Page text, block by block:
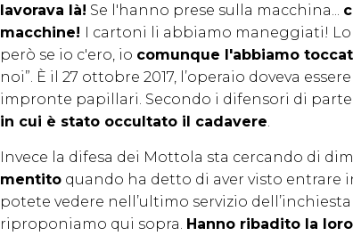
lavorava là! Se l'hanno prese sulla macchina...
macchine! I cartoni li abbiamo maneggiati!
però se io c'ero, io comunque l'abbiamo
noi”. È il 27 ottobre 2017, l’operaio doveva
impronte papillari. Secondo i difensori di parte
in cui è stato occultato il cadavere
Invece la difesa dei Mottola sta cercando di
mentito quando ha detto di aver visto entrare
potete vedere nell’ultimo servizio
riproponiamo qui sopra. Hanno ribadito la